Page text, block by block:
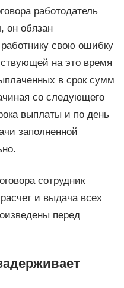
работодатель
он обязан
свою ошибку
на это время
в срок сумм
со следующего
выплаты и по день
заполненной
сотрудник
и выдача всех
перед